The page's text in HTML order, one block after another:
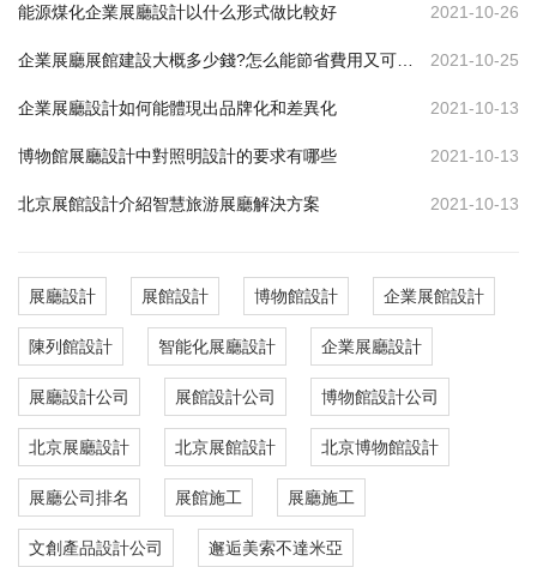
能源煤化企業展廳設計以什么形式做比較好 2021-10-26
2021-10-25
企業展廳設計如何能體現出品牌化和差異化 2021-10-13
博物館展廳設計中對照明設計的要求有哪些 2021-10-13
北京展館設計介紹智慧旅游展廳解決方案 2021-10-13
展廳設計 展館設計 博物館設計 企業展館設計
陳列館設計 智能化展廳設計 企業展廳設計
展廳設計公司 展館設計公司 博物館設計公司
北京展廳設計 北京展館設計 北京博物館設計
展廳公司排名 展館施工 展廳施工
文創產品設計公司 邂逅美索不達米亞